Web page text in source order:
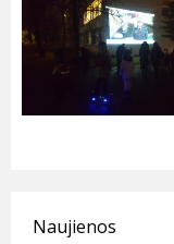
Naujienos